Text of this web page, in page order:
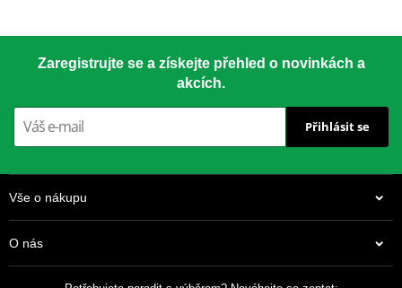
Zaregistrujte se a získejte přehled o novinkách a
akcích.
Přihlásit se
Vše o nákupu
O nás